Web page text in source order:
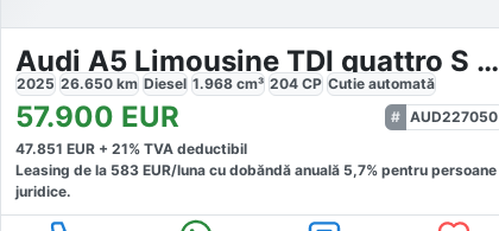
Audi A5 Limousine TDI quattro S line
2025 26.650 km Diesel 1.968 cm³ 204 CP Cutieautomată
57.900 EUR
AUD227050
47.851 EUR +21% TVA deductibil
Leasing de la 583 EUR/luna cu dobăndă anuală 5,7% pentru persoane
juridice.